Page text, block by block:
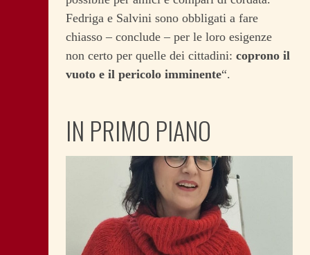
Fedriga e Salvini sono obbligati a fare
chiasso – conclude – per le loro esigenze
non certo per quelle dei cittadini: coprono il
vuoto e il pericolo imminente“.
IN PRIMO PIANO